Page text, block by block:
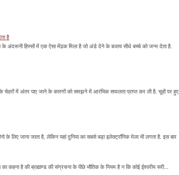
है
के अंदरूनी हिस्सों में एक ऐसा मेंढक मिला है जो अंडे देने के बजाय सीधे बच्चे को जन्म देता है.
चेहरों में अंतर पाए जाने के कारणों को समझने में आरंभिक सफलता प्राप्त कर ली है. चूहों पर हुए
लिए जाना जाता है, लेकिन यहां दुनिया का सबसे बड़ा इलेक्ट्रॉनिक मेला भी लगता है. इस बार
कहना है की ब्रह्माण्ड की संग्रचना के पीछे भौतिक के नियम है न कि कोई ईश्वरीय सरी...